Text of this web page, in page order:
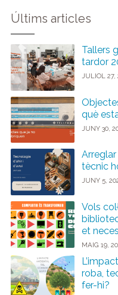
Últims articles
Tallers
tardor
JULIOL 27,
què
JUNY 30,
tècnic
JUNY 5,
Vols
et
MAIG 19,
roba,
fer-hi?